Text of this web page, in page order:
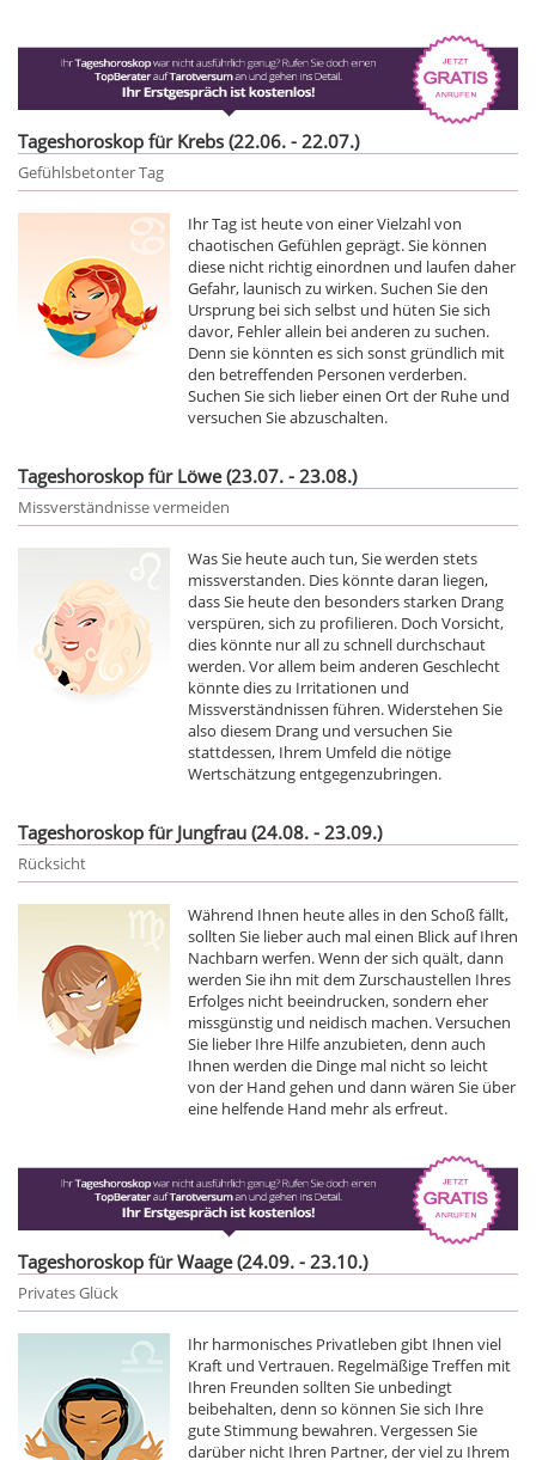
Tageshoroskop für Krebs (22.06. - 22.07.)
Gefühlsbetonter Tag
Ihr Tag ist heute von einer Vielzahl von
chaotischen Gefühlen geprägt. Sie können
diese nicht richtig einordnen und laufen daher
Gefahr, launisch zu wirken. Suchen Sie den
Ursprung bei sich selbst und hüten Sie sich
davor, Fehler allein bei anderen zu suchen.
Denn sie könnten es sich sonst gründlich mit
den betreffenden Personen verderben.
Suchen Sie sich lieber einen Ort der Ruhe und
versuchen Sie abzuschalten.
Tageshoroskop für Löwe (23.07. - 23.08.)
Missverständnisse vermeiden
Was Sie heute auch tun, Sie werden stets
missverstanden. Dies könnte daran liegen,
dass Sie heute den besonders starken Drang
verspüren, sich zu profilieren. Doch Vorsicht,
dies könnte nur all zu schnell durchschaut
werden. Vor allem beim anderen Geschlecht
könnte dies zu Irritationen und
Missverständnissen führen. Widerstehen Sie
also diesem Drang und versuchen Sie
stattdessen, Ihrem Umfeld die nötige
Wertschätzung entgegenzubringen.
Tageshoroskop für Jungfrau (24.08. - 23.09.)
Rücksicht
Während Ihnen heute alles in den Schoß fällt,
sollten Sie lieber auch mal einen Blick auf Ihren
Nachbarn werfen. Wenn der sich quält, dann
werden Sie ihn mit dem Zurschaustellen Ihres
Erfolges nicht beeindrucken, sondern eher
missgünstig und neidisch machen. Versuchen
Sie lieber Ihre Hilfe anzubieten, denn auch
Ihnen werden die Dinge mal nicht so leicht
von der Hand gehen und dann wären Sie über
eine helfende Hand mehr als erfreut.
Tageshoroskop für Waage (24.09. - 23.10.)
Privates Glück
Ihr harmonisches Privatleben gibt Ihnen viel
Kraft und Vertrauen. Regelmäßige Treffen mit
Ihren Freunden sollten Sie unbedingt
beibehalten, denn so können Sie sich Ihre
gute Stimmung bewahren. Vergessen Sie
darüber nicht Ihren Partner, der viel zu Ihrem